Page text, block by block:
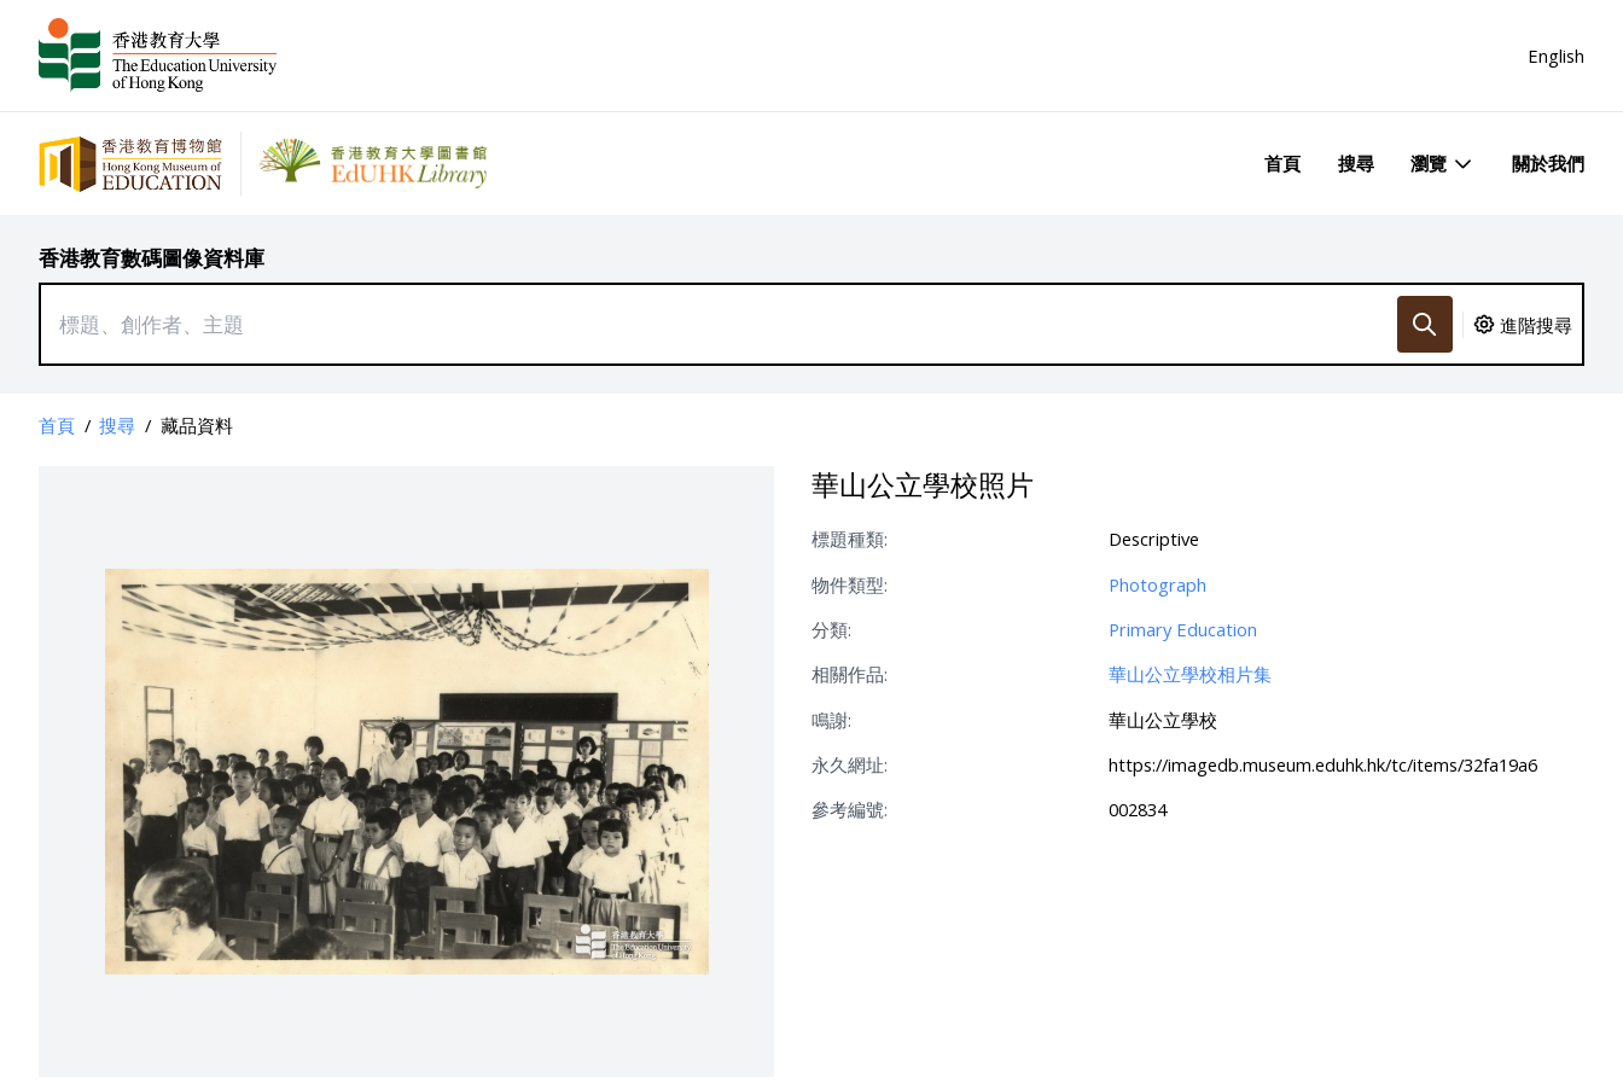
English
首頁 搜尋 瀏覽 關於我們
香港教育數碼圖像資料庫
進階搜尋
首頁 / 搜尋 / 藏品資料
華山公立學校照片
標題種類:
Descriptive
物件類型:
Photograph
分類:
Primary Education
相關作品:
華山公立學校相片集
鳴謝:
華山公立學校
永久網址:
https://imagedb.museum.eduhk.hk/tc/items/32fa19a6
參考編號:
002834